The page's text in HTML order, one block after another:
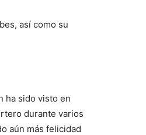
así como su
ha sido visto en
durante varios
aún más felicidad